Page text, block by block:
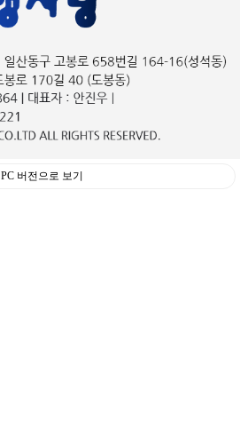
PC 버전으로 보기